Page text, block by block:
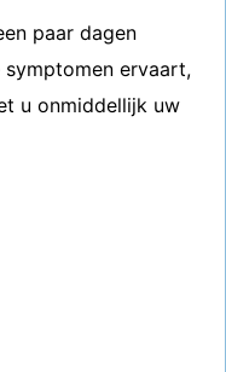
paar dagen
ervaart,
u onmiddellijk uw